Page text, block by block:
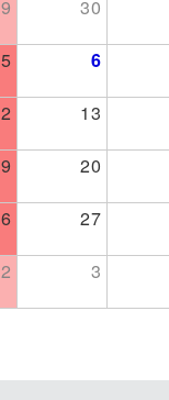
30
5 6
13
20
27
2 3